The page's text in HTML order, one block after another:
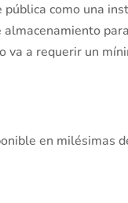
como una
va a requerir un
en milésimas